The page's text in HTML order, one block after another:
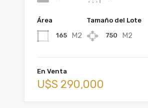
Área
165 M2
Tamaño del Lote
750 M2
En Venta
U$S 290,000